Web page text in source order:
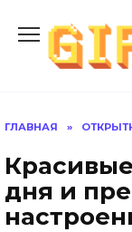
содержанию
ГЛАВНАЯ »
дня и